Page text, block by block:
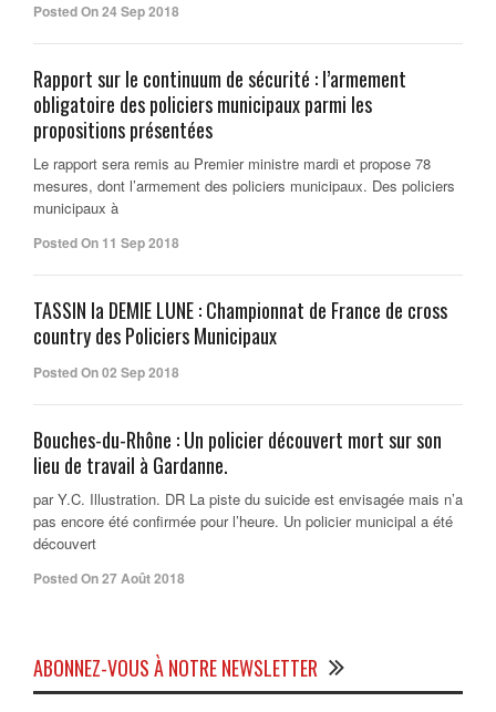
Posted On 24 Sep 2018
Rapport sur le continuum de sécurité : l’armement
obligatoire des policiers municipaux parmi les
propositions présentées
Le rapport sera remis au Premier ministre mardi et propose 78
mesures, dont l’armement des policiers municipaux. Des policiers
municipaux à
Posted On 11 Sep 2018
TASSIN la DEMIE LUNE : Championnat de France de cross
country des Policiers Municipaux
Posted On 02 Sep 2018
Bouches-du-Rhône : Un policier découvert mort sur son
lieu de travail à Gardanne.
par Y.C. Illustration. DR La piste du suicide est envisagée mais n’a
pas encore été confirmée pour l’heure. Un policier municipal a été
découvert
Posted On 27 Août 2018
ABONNEZ-VOUS À NOTRE NEWSLETTER